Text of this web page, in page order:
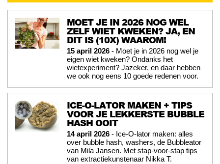
MOET JE IN 2026 NOG WEL
ZELF WIET KWEKEN? JA, EN
DIT IS (10X) WAAROM!
15 april 2026 - Moet je in 2026 nog wel je
eigen wiet kweken? Ondanks het
wietexperiment? Jazeker, en daar hebben
we ook nog eens 10 goede redenen voor.
ICE-O-LATOR MAKEN + TIPS
VOOR JE LEKKERSTE BUBBLE
HASH OOIT
14 april 2026 - Ice-O-lator maken: alles
over bubble hash, washers, de Bubbleator
van Mila Jansen. Met stap-voor-stap tips
van extractiekunstenaar Nikka T.